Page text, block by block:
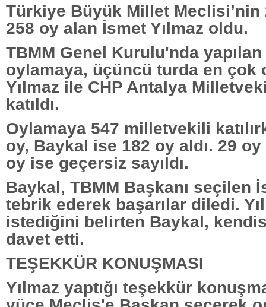
Türkiye Büyük Millet Meclisi’nin
258 oy alan İsmet Yılmaz oldu.
TBMM Genel Kurulu'nda
oylamaya, üçüncü turda en çok
Yılmaz ile CHP Antalya
katıldı.
Oylamaya 547 milletvekili
oy, Baykal ise 182 oy aldı. 29 oy
oy ise geçersiz sayıldı.
Baykal, TBMM Başkanı seçilen
tebrik ederek başarılar diledi.
istediğini belirten Baykal,
davet etti.
TEŞEKKÜR KONUŞMASI
Yılmaz yaptığı teşekkür